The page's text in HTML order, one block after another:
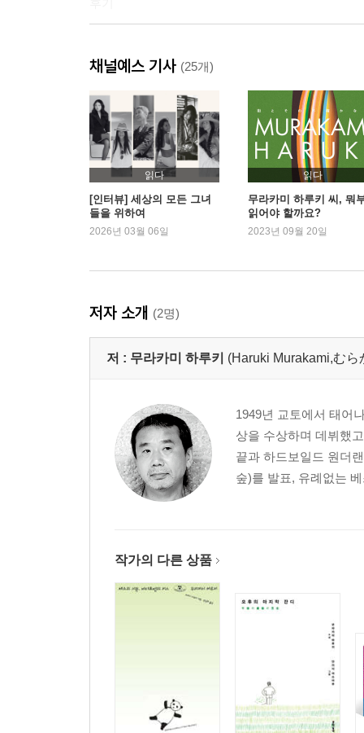
채널예스 기사 (25개)
읽다
[인터뷰] 세상의 모든 그녀
들을 위하여
2026년 03월 06일
읽다
무라카미 하루키 씨, 뭐
읽어야 할까요?
2023년 09월 20일
저자 소개 (2명)
저 : 무라카미 하루키 (Haruki Murakami,む
1949년 교토에서 태어
상을 수상하며 데뷔했
끝과 하드보일드 원더
숲)를 발표, 유례없는
작가의 다른 상품